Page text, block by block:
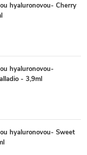
hyaluronovou- Cherry
hyaluronovou-
- 3,9ml
hyaluronovou- Sweet